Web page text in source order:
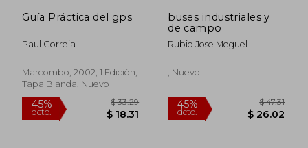
Guía Práctica del gps
Paul Correia
Marcombo, 2002, 1 Edición,
Tapa Blanda, Nuevo
buses industriales y
de campo
Rubio Jose Meguel
, Nuevo